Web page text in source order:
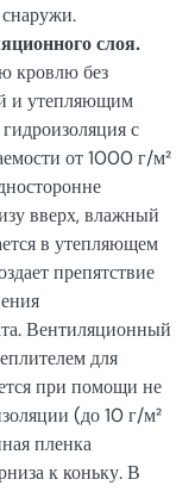
снаружи.
слоя.
кровлю без
и утепляющим
с
от 1000 г/м²
вверх, влажный
в утепляющем
препятствие
Вентиляционный
для
при помощи не
(до 10 г/м²
пленка
к коньку. В